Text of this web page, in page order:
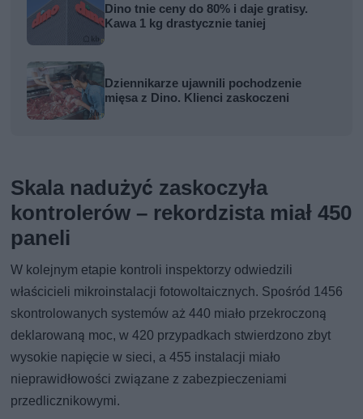
Dino tnie ceny do 80% i daje gratisy.
Kawa 1 kg drastycznie taniej
Dziennikarze ujawnili pochodzenie
mięsa z Dino. Klienci zaskoczeni
Skala nadużyć zaskoczyła
kontrolerów – rekordzista miał 450
paneli
W kolejnym etapie kontroli inspektorzy odwiedzili
właścicieli mikroinstalacji fotowoltaicznych. Spośród 1456
skontrolowanych systemów aż 440 miało przekroczoną
deklarowaną moc, w 420 przypadkach stwierdzono zbyt
wysokie napięcie w sieci, a 455 instalacji miało
nieprawidłowości związane z zabezpieczeniami
przedlicznikowymi.